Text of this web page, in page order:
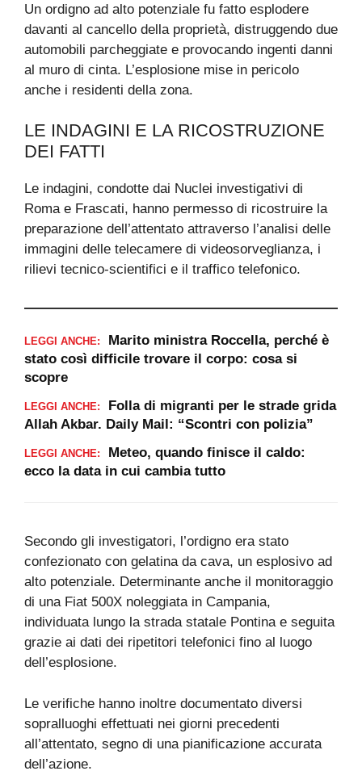
Un ordigno ad alto potenziale fu fatto esplodere
davanti al cancello della proprietà, distruggendo due
automobili parcheggiate e provocando ingenti danni
al muro di cinta. L’esplosione mise in pericolo
anche i residenti della zona.
LE INDAGINI E LA RICOSTRUZIONE
DEI FATTI
Le indagini, condotte dai Nuclei investigativi di
Roma e Frascati, hanno permesso di ricostruire la
preparazione dell’attentato attraverso l’analisi delle
immagini delle telecamere di videosorveglianza, i
rilievi tecnico-scientifici e il traffico telefonico.
LEGGI ANCHE:
Marito ministra Roccella, perché è
stato così difficile trovare il corpo: cosa si
scopre
LEGGI ANCHE:
Folla di migranti per le strade grida
Allah Akbar. Daily Mail: “Scontri con polizia”
LEGGI ANCHE:
Meteo, quando finisce il caldo:
ecco la data in cui cambia tutto
Secondo gli investigatori, l’ordigno era stato
confezionato con gelatina da cava, un esplosivo ad
alto potenziale. Determinante anche il monitoraggio
di una Fiat 500X noleggiata in Campania,
individuata lungo la strada statale Pontina e seguita
grazie ai dati dei ripetitori telefonici fino al luogo
dell’esplosione.
Le verifiche hanno inoltre documentato diversi
sopralluoghi effettuati nei giorni precedenti
all’attentato, segno di una pianificazione accurata
dell’azione.